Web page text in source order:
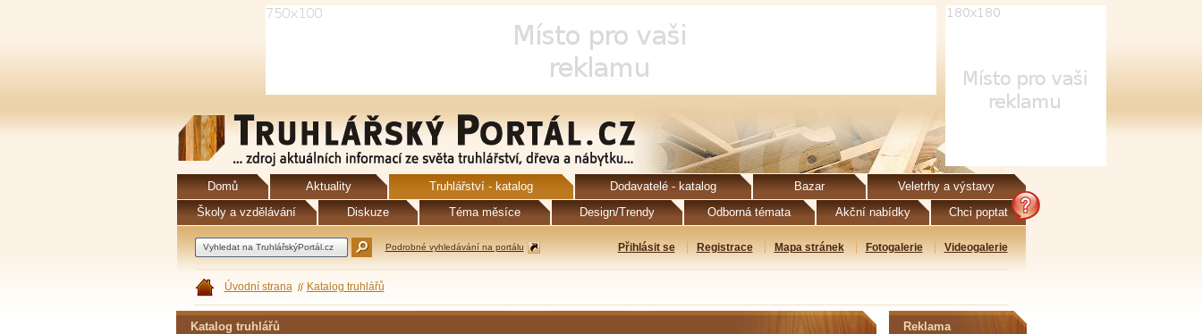
Domů Aktuality Truhlářství - katalog Dodavatelé - katalog Bazar
Veletrhy a výstavy
Školy a vzdělávání
Diskuze Téma měsíce Design/Trendy Odborná témata Akční nabídky Chci poptat
Podrobné vyhledávání na portálu Přihlásit se Registrace Mapa stránek Fotogalerie Videogalerie
Úvodní strana Katalog truhlářů
Katalog truhlářů Reklama